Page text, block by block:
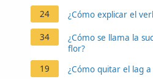
24
¿Cómo explicar el
34
¿Cómo se llama la
flor?
19
¿Cómo quitar el lag